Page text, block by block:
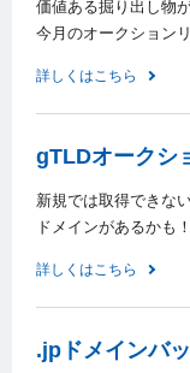
価値ある掘り出し物
今月のオークション
詳しくはこちら
gTLDオークシ
新規では取得できな
ドメインがあるかも！
詳しくはこちら
.jpドメインバ